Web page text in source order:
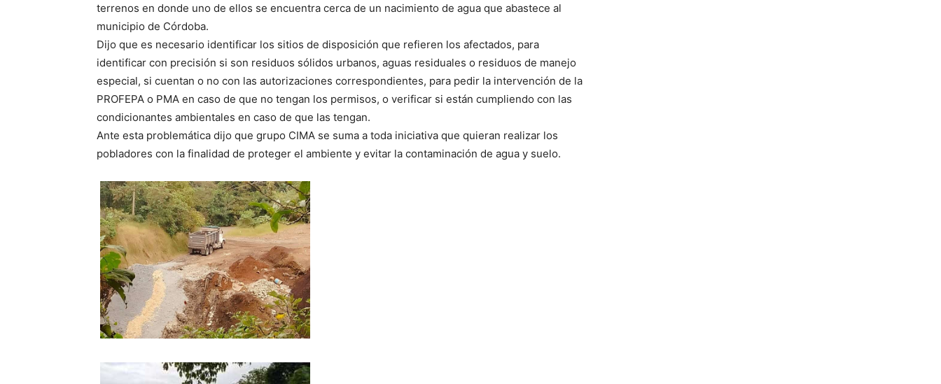
terrenos en donde uno de ellos se encuentra cerca de un nacimiento de agua que abastece al
municipio de Córdoba.
Dijo que es necesario identificar los sitios de disposición que refieren los afectados, para
identificar con precisión si son residuos sólidos urbanos, aguas residuales o residuos de manejo
especial, si cuentan o no con las autorizaciones correspondientes, para pedir la intervención de la
PROFEPA o PMA en caso de que no tengan los permisos, o verificar si están cumpliendo con las
condicionantes ambientales en caso de que las tengan.
Ante esta problemática dijo que grupo CIMA se suma a toda iniciativa que quieran realizar los
pobladores con la finalidad de proteger el ambiente y evitar la contaminación de agua y suelo.